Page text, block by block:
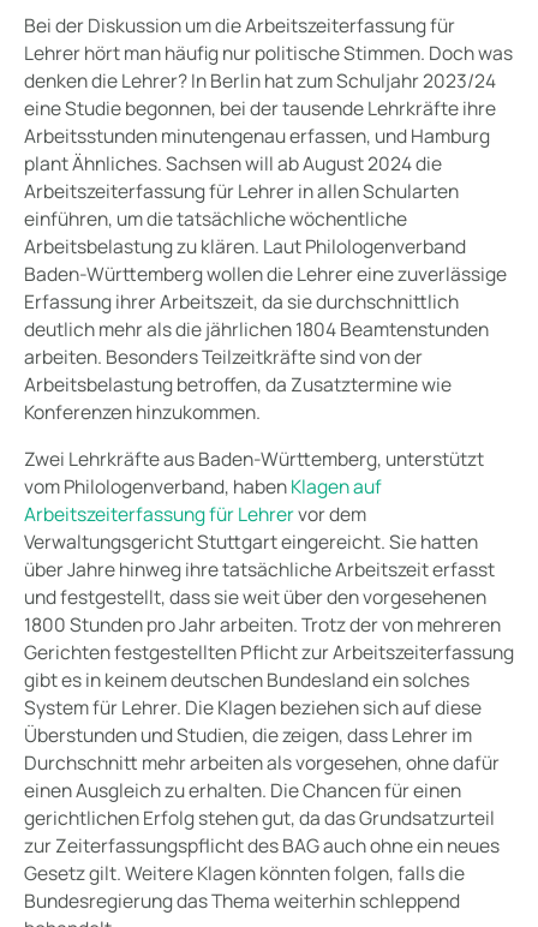
Bei der Diskussion um die Arbeitszeiterfassung für
Lehrer hört man häufig nur politische Stimmen. Doch was
denken die Lehrer? In Berlin hat zum Schuljahr 2023/24
eine Studie begonnen, bei der tausende Lehrkräfte ihre
Arbeitsstunden minutengenau erfassen, und Hamburg
plant Ähnliches. Sachsen will ab August 2024 die
Arbeitszeiterfassung für Lehrer in allen Schularten
einführen, um die tatsächliche wöchentliche
Arbeitsbelastung zu klären. Laut Philologenverband
Baden-Württemberg wollen die Lehrer eine zuverlässige
Erfassung ihrer Arbeitszeit, da sie durchschnittlich
deutlich mehr als die jährlichen 1804 Beamtenstunden
arbeiten. Besonders Teilzeitkräfte sind von der
Arbeitsbelastung betroffen, da Zusatztermine wie
Konferenzen hinzukommen.
Zwei Lehrkräfte aus Baden-Württemberg, unterstützt
vom Philologenverband, habenKlagen auf
Arbeitszeiterfassung für Lehrervor dem
Verwaltungsgericht Stuttgart eingereicht. Sie hatten
über Jahre hinweg ihre tatsächliche Arbeitszeit erfasst
und festgestellt, dass sie weit über den vorgesehenen
1800 Stunden pro Jahr arbeiten. Trotz der von mehreren
Gerichten festgestellten Pflicht zur Arbeitszeiterfassung
gibt es in keinem deutschen Bundesland ein solches
System für Lehrer. Die Klagen beziehen sich auf diese
Überstunden und Studien, die zeigen, dass Lehrer im
Durchschnitt mehr arbeiten als vorgesehen, ohne dafür
einen Ausgleich zu erhalten. Die Chancen für einen
gerichtlichen Erfolg stehen gut, da das Grundsatzurteil
zur Zeiterfassungspflicht des BAG auch ohne ein neues
Gesetz gilt. Weitere Klagen könnten folgen, falls die
Bundesregierung das Thema weiterhin schleppend